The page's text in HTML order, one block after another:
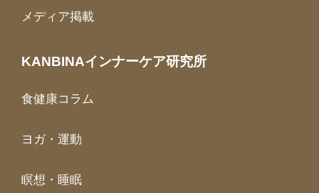
メディア掲載
KANBINAインナーケア研究所
食健康コラム
ヨガ・運動
瞑想・睡眠